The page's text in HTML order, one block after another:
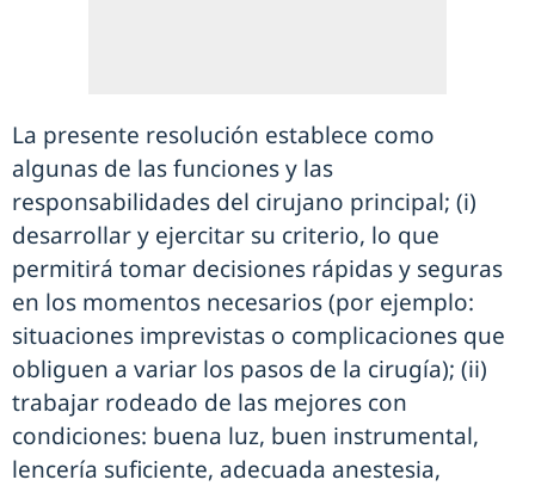
La presente resolución establece como
algunas de las funciones y las
responsabilidades del cirujano principal; (i)
desarrollar y ejercitar su criterio, lo que
permitirá tomar decisiones rápidas y seguras
en los momentos necesarios (por ejemplo:
situaciones imprevistas o complicaciones que
obliguen a variar los pasos de la cirugía); (ii)
trabajar rodeado de las mejores con
condiciones: buena luz, buen instrumental,
lencería suficiente, adecuada anestesia,